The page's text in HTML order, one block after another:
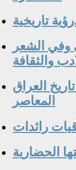
تاريخية
وفي الشعر
والثقافة
العراق
المعاصر
رائدات
الحضارية